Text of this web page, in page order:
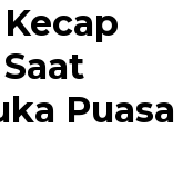
Puasa